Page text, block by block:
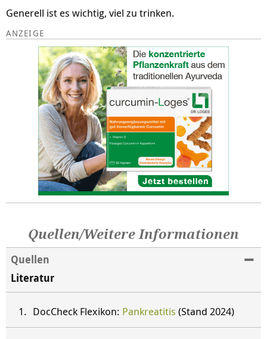
Generell ist es wichtig, viel zu trinken.
Quellen/Weitere Informationen
Quellen
Literatur
DocCheck Flexikon: Pankreatitis (Stand 2024)